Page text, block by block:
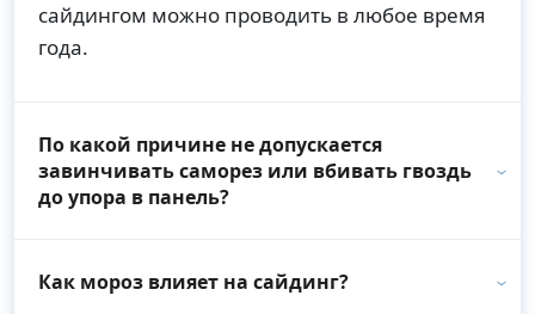
сайдингом можно проводить в любое время
года.
По какой причине не допускается
завинчивать саморез или вбивать гвоздь
до упора в панель?
Как мороз влияет на сайдинг?